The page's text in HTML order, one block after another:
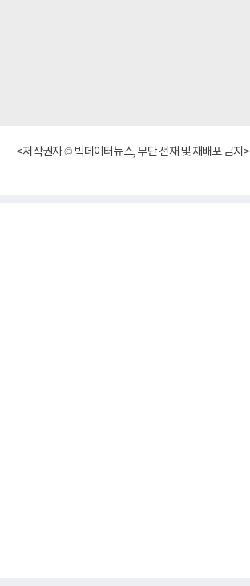
<저작권자 © 빅데이터뉴스, 무단 전재 및 재배포 금지>